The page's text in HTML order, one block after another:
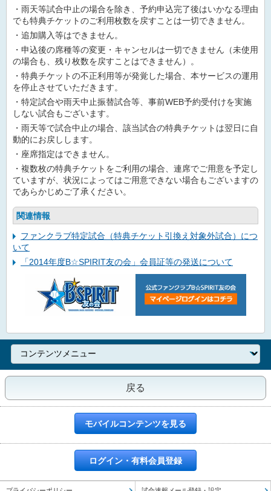
・雨天等試合中止の場合を除き、予約申込完了後はいかなる理由
でも特典チケットのご利用枚数を戻すことは一切できません。
・追加購入等はできません。
・申込後の席種等の変更・キャンセルは一切できません（未使用
の場合も、残り枚数を戻すことはできません）。
・特典チケットの不正利用等が発覚した場合、本サービスの運用
を停止させていただきます。
・特定試合や雨天中止振替試合等、事前WEB予約受付けを実施
しない試合もございます。
・雨天等で試合中止の場合、該当試合の特典チケットは翌日に自
動的にお戻しします。
・座席指定はできません。
・複数枚の特典チケットをご利用の場合、連席でご用意を予定し
ていますが、状況によってはご用意できない場合もございますの
であらかじめご了承ください。
関連情報
ファンクラブ特定試合（特典チケット引換え対象外試合）につ
いて
「2014年度B☆SPIRIT友の会」会員証等の発送について
戻る
モバイルコンテンツを見る
ログイン・有料会員登録